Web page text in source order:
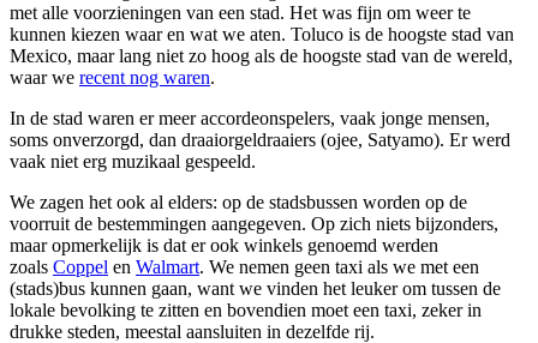
met alle voorzieningen van een stad. Het was fijn om weer te
kunnen kiezen waar en wat we aten. Toluco is de hoogste stad van
Mexico, maar lang niet zo hoog als de hoogste stad van de wereld,
waar we recent nog waren.
In de stad waren er meer accordeonspelers, vaak jonge mensen,
soms onverzorgd, dan draaiorgeldraaiers (ojee, Satyamo). Er werd
vaak niet erg muzikaal gespeeld.
We zagen het ook al elders: op de stadsbussen worden op de
voorruit de bestemmingen aangegeven. Op zich niets bijzonders,
maar opmerkelijk is dat er ook winkels genoemd werden
zoals Coppel en Walmart. We nemen geen taxi als we met een
(stads)bus kunnen gaan, want we vinden het leuker om tussen de
lokale bevolking te zitten en bovendien moet een taxi, zeker in
drukke steden, meestal aansluiten in dezelfde rij.